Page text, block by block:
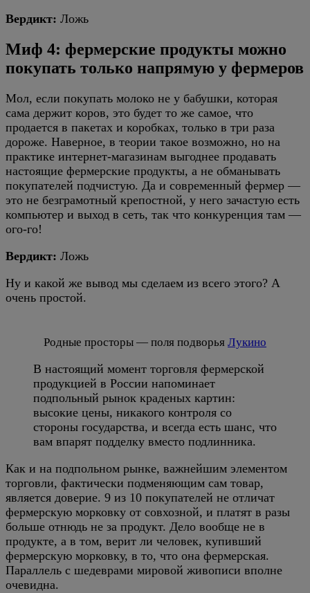
Вердикт: Ложь
Миф 4: фермерские продукты можно
покупать только напрямую у фермеров
Мол, если покупать молоко не у бабушки, которая
сама держит коров, это будет то же самое, что
продается в пакетах и коробках, только в три раза
дороже. Наверное, в теории такое возможно, но на
практике интернет-магазинам выгоднее продавать
настоящие фермерские продукты, а не обманывать
покупателей подчистую. Да и современный фермер —
это не безграмотный крепостной, у него зачастую есть
компьютер и выход в сеть, так что конкуренция там —
ого-го!
Вердикт: Ложь
Ну и какой же вывод мы сделаем из всего этого? А
очень простой.
Родные просторы — поля подворья Лукино
В настоящий момент торговля фермерской
продукцией в России напоминает
подпольный рынок краденых картин:
высокие цены, никакого контроля со
стороны государства, и всегда есть шанс, что
вам впарят подделку вместо подлинника.
Как и на подпольном рынке, важнейшим элементом
торговли, фактически подменяющим сам товар,
является доверие. 9 из 10 покупателей не отличат
фермерскую морковку от совхозной, и платят в разы
больше отнюдь не за продукт. Дело вообще не в
продукте, а в том, верит ли человек, купивший
фермерскую морковку, в то, что она фермерская.
Параллель с шедеврами мировой живописи вполне
очевидна.